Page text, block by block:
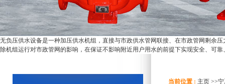
无负压供水设备是一种加压供水机组，直接与市政供水管网联接、在市政管网剩余
除机组运行对市政管网的影响，在保证不影响附近用户用水的前提下实现安全、可靠
当前位置 : 主页 >>